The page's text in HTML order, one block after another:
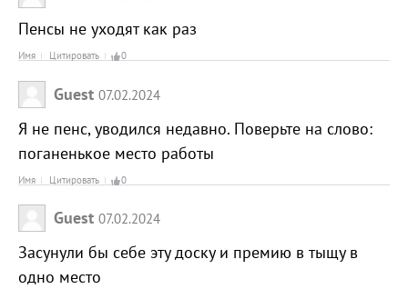
Пенсы не уходят как раз
Имя Цитировать 0
Guest 07.02.2024
Я не пенс, уводился недавно. Поверьте на слово:
поганенькое место работы
Имя Цитировать 0
Guest 07.02.2024
Засунули бы себе эту доску и премию в тыщу в
одно место